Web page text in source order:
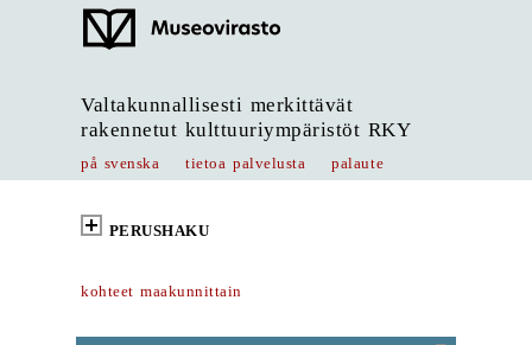
Valtakunnallisesti merkittävät
rakennetut kulttuuriympäristöt RKY
på svenska tietoa palvelusta palaute
PERUSHAKU
kohteet maakunnittain